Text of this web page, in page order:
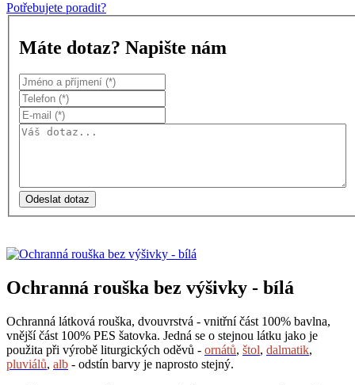
Potřebujete poradit?
Máte dotaz? Napište nám
Odeslat dotaz
Ochranná rouška bez výšivky - bílá
Ochranná látková rouška, dvouvrstvá - vnitřní část 100% bavlna,
vnější část 100% PES šatovka. Jedná se o stejnou látku jako je
použita při výrobě liturgických oděvů - ornátů, štol, dalmatik,
pluviálů, alb - odstín barvy je naprosto stejný.